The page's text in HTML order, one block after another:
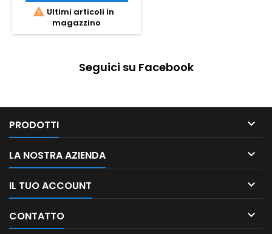
 Ultimi articoli in
magazzino
Seguici su Facebook
PRODOTTI 
LA NOSTRA AZIENDA 
IL TUO ACCOUNT 
CONTATTO 